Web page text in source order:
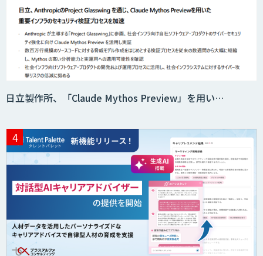
日立製作所、「Claude Mythos Preview」を用い…